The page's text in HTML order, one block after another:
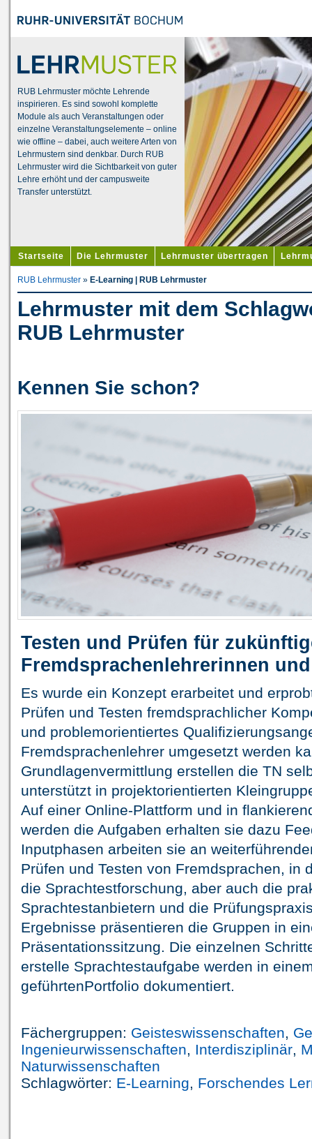
RUB Lehrmuster möchte Lehrende
inspirieren. Es sind sowohl komplette
Module als auch Veranstaltungen oder
einzelne Veranstaltungselemente – online
wie offline – dabei, auch weitere Arten von
Lehrmustern sind denkbar. Durch RUB
Lehrmuster wird die Sichtbarkeit von guter
Lehre erhöht und der campusweite
Transfer unterstützt.
Startseite Die Lehrmuster Lehrmuster übertragen
RUB Lehrmuster » E-Learning | RUB Lehrmuster
Lehrmuster mit dem
RUB Lehrmuster
Kennen Sie schon?
Testen und Prüfen für
Fremdsprachenlehrerinnen
Es wurde ein Konzept erarbeitet und
Prüfen und Testen fremdsprachlicher
und problemorientiertes
Fremdsprachenlehrer umgesetzt werden
Grundlagenvermittlung erstellen die TN
unterstützt in projektorientierten
Auf einer Online-Plattform und in
werden die Aufgaben erhalten sie dazu
Inputphasen arbeiten sie an
Prüfen und Testen von Fremdsprachen, in
die Sprachtestforschung, aber auch die
Sprachtestanbietern und die
Ergebnisse präsentieren die Gruppen in
Präsentationssitzung. Die einzelnen
erstelle Sprachtestaufgabe werden in
geführtenPortfolio dokumentiert.
Fächergruppen: Geisteswissenschaften,
Ingenieurwissenschaften, Interdisziplinär,
Naturwissenschaften
Schlagwörter: E-Learning, Forschendes